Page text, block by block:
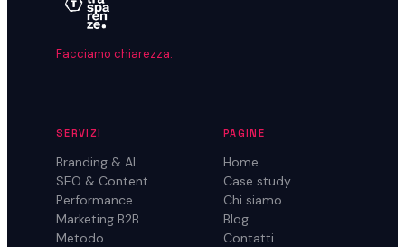
Facciamo chiarezza.
SERVIZI
Branding & AI
SEO & Content
Performance
Marketing B2B
Metodo
PAGINE
Home
Case study
Chi siamo
Blog
Contatti